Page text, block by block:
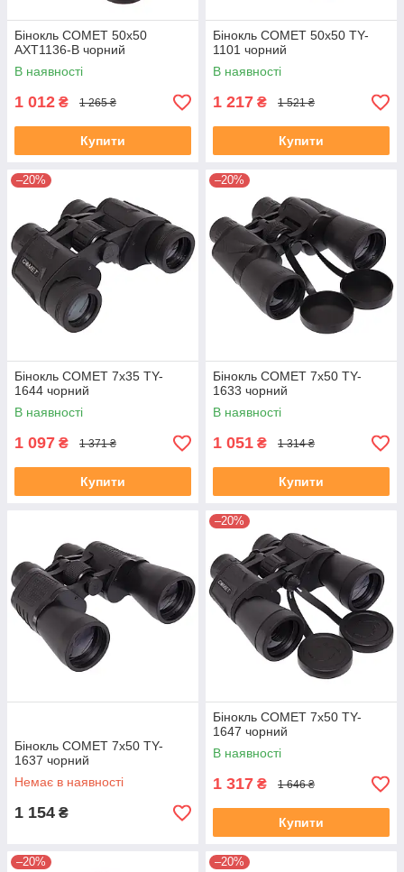
Бінокль COMET 50х50
AXT1136-B чорний
В наявності
1 012 ₴ 1 265 ₴
Купити
Бінокль COMET 50х50 TY-
1101 чорний
В наявності
1 217 ₴ 1 521 ₴
Купити
–20%
Бінокль COMET 7х35 TY-
1644 чорний
В наявності
1 097 ₴ 1 371 ₴
Купити
–20%
Бінокль COMET 7х50 TY-
1633 чорний
В наявності
1 051 ₴ 1 314 ₴
Купити
Бінокль COMET 7х50 TY-
1637 чорний
Немає в наявності
1 154 ₴
–20%
Бінокль COMET 7х50 TY-
1647 чорний
В наявності
1 317 ₴ 1 646 ₴
Купити
–20% –20%